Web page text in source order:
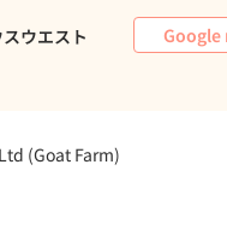
ウエスト Google
(Goat Farm)